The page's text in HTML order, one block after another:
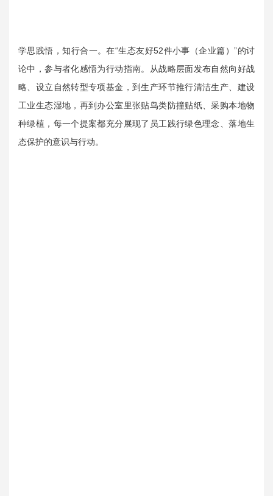
学思践悟，知行合一。在“生态友好52件小事（企业篇）”的讨
论中，参与者化感悟为行动指南。从战略层面发布自然向好战
略、设立自然转型专项基金，到生产环节推行清洁生产、建设
工业生态湿地，再到办公室里张贴鸟类防撞贴纸、采购本地物
种绿植，每一个提案都充分展现了员工践行绿色理念、落地生
态保护的意识与行动。